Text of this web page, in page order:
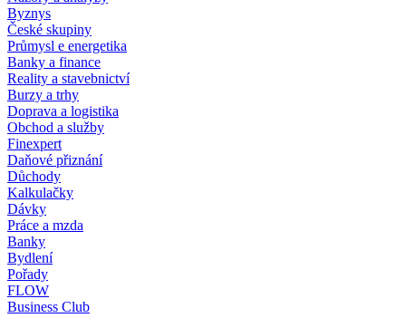
Byznys
České skupiny
Průmysl e energetika
Banky a finance
Reality a stavebnictví
Burzy a trhy
Doprava a logistika
Obchod a služby
Finexpert
Daňové přiznání
Důchody
Kalkulačky
Dávky
Práce a mzda
Banky
Bydlení
Pořady
FLOW
Business Club